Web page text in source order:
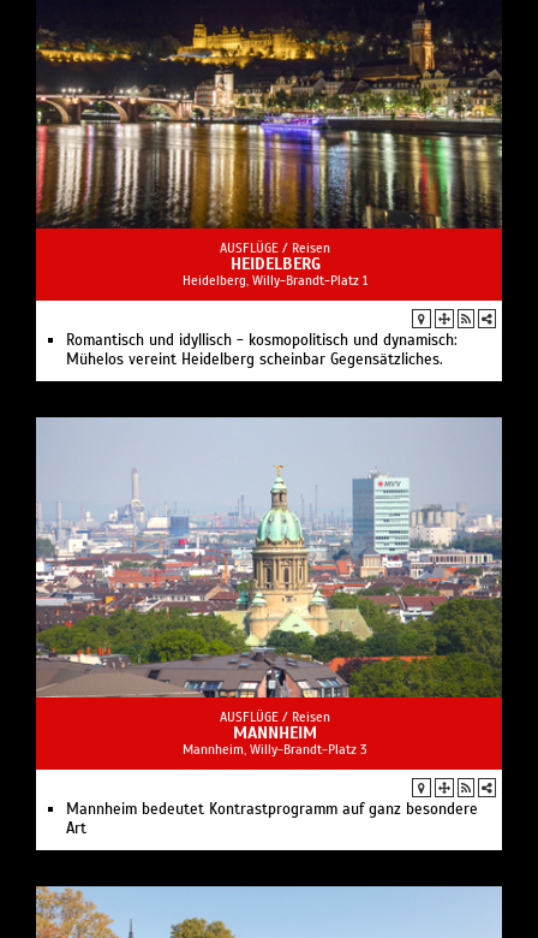
AUSFLÜGE / Reisen
HEIDELBERG
Heidelberg, Willy-Brandt-Platz 1
Romantisch und idyllisch - kosmopolitisch und dynamisch:
Mühelos vereint Heidelberg scheinbar Gegensätzliches.
AUSFLÜGE / Reisen
MANNHEIM
Mannheim, Willy-Brandt-Platz 3
Mannheim bedeutet Kontrastprogramm auf ganz besondere
Art